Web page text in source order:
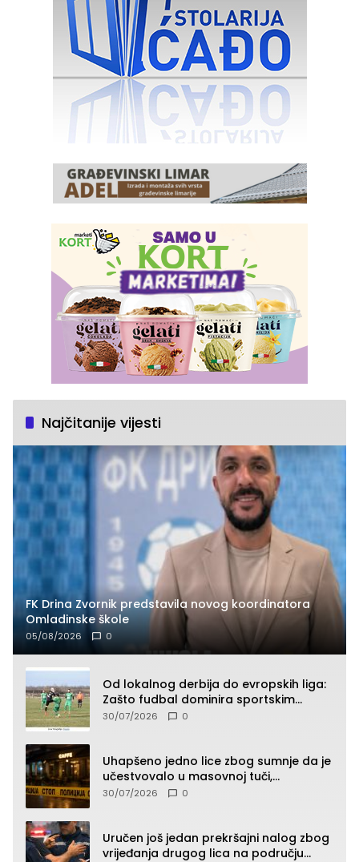
Najčitanije vijesti
FK Drina Zvornik predstavila novog koordinatora
Omladinske škole
05/08/2026 0
Od lokalnog derbija do evropskih liga:
Zašto fudbal dominira sportskim
klađenjem
30/07/2026 0
Uhapšeno jedno lice zbog sumnje da je
učestvovalo u masovnoj tuči,
maloljetnik zadobio povrede
30/07/2026 0
Uručen još jedan prekršajni nalog zbog
vrijeđanja drugog lica na području